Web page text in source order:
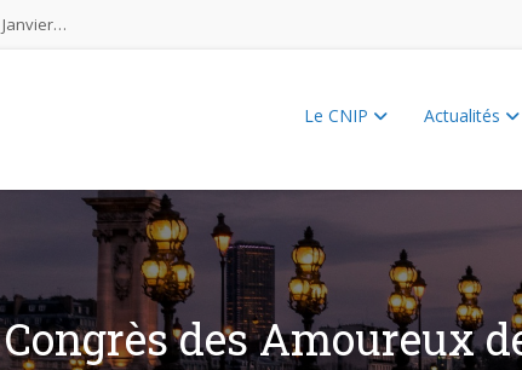
2026
2026
Le CNIP Actualités
Congrès des Amoureux